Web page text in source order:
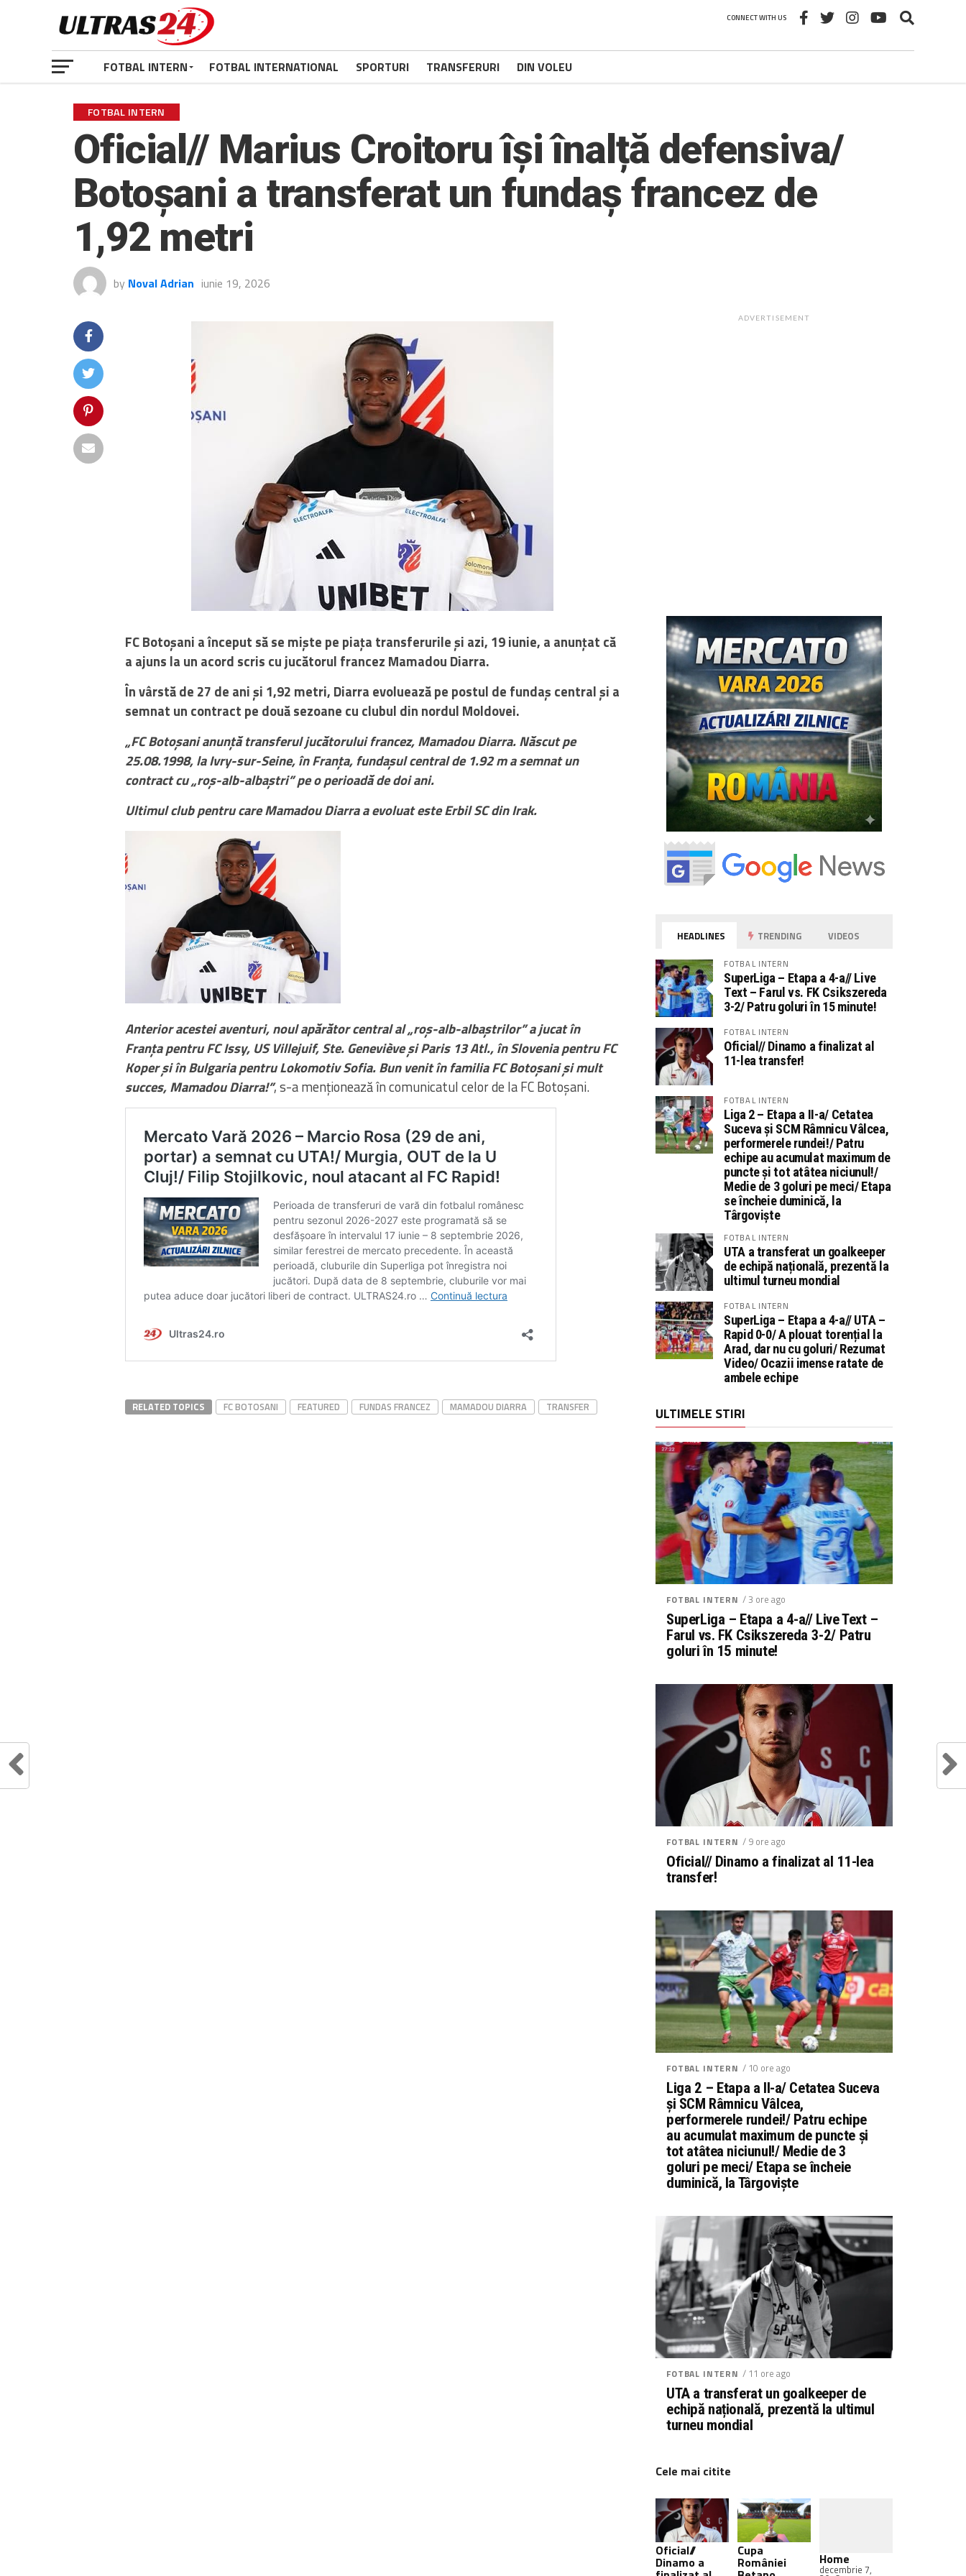
CONNECT WITH US
FOTBAL INTERN FOTBAL INTERNATIONAL SPORTURI TRANSFERURI DIN VOLEU
FOTBAL INTERN
Oficial// Marius Croitoru își înalță defensiva/
Botoșani a transferat un fundaș francez de
1,92 metri
by Noval Adrian iunie 19, 2026
FC Botoșani a început să se miște pe piața transferurile și azi, 19 iunie, a anunțat că
a ajuns la un acord scris cu jucătorul francez Mamadou Diarra.
În vârstă de 27 de ani și 1,92 metri, Diarra evoluează pe postul de fundaș central și a
semnat un contract pe două sezoane cu clubul din nordul Moldovei.
„FC Botoșani anunță transferul jucătorului francez, Mamadou Diarra. Născut pe
25.08.1998, la Ivry-sur-Seine, în Franța, fundașul central de 1.92 m a semnat un
contract cu „roș-alb-albaștri” pe o perioadă de doi ani.
Ultimul club pentru care Mamadou Diarra a evoluat este Erbil SC din Irak.
Anterior acestei aventuri, noul apărător central al „roș-alb-albaștrilor” a jucat în
Franța pentru FC Issy, US Villejuif, Ste. Geneviève și Paris 13 Atl., în Slovenia pentru FC
Koper și în Bulgaria pentru Lokomotiv Sofia. Bun venit în familia FC Botoșani și mult
succes, Mamadou Diarra!”, s-a menționează în comunicatul celor de la FC Botoșani.
RELATED TOPICS FC BOTOSANI FEATURED FUNDAS FRANCEZ MAMADOU DIARRA TRANSFER
ADVERTISEMENT
HEADLINES TRENDING VIDEOS
FOTBAL INTERN
SuperLiga – Etapa a 4-a// Live
Text – Farul vs. FK Csikszereda
3-2/ Patru goluri în 15 minute!
FOTBAL INTERN
Oficial// Dinamo a finalizat al
11-lea transfer!
FOTBAL INTERN
Liga 2 – Etapa a II-a/ Cetatea
Suceva și SCM Râmnicu Vâlcea,
performerele rundei!/ Patru
echipe au acumulat maximum de
puncte și tot atâtea niciunul!/
Medie de 3 goluri pe meci/ Etapa
se încheie duminică, la
Târgoviște
FOTBAL INTERN
UTA a transferat un goalkeeper
de echipă națională, prezentă la
ultimul turneu mondial
FOTBAL INTERN
SuperLiga – Etapa a 4-a// UTA –
Rapid 0-0/ A plouat torențial la
Arad, dar nu cu goluri/ Rezumat
Video/ Ocazii imense ratate de
ambele echipe
ULTIMELE STIRI
FOTBAL INTERN / 3 ore ago
SuperLiga – Etapa a 4-a// Live Text –
Farul vs. FK Csikszereda 3-2/ Patru
goluri în 15 minute!
FOTBAL INTERN / 9 ore ago
Oficial// Dinamo a finalizat al 11-lea
transfer!
FOTBAL INTERN / 10 ore ago
Liga 2 – Etapa a II-a/ Cetatea Suceva
și SCM Râmnicu Vâlcea,
performerele rundei!/ Patru echipe
au acumulat maximum de puncte și
tot atâtea niciunul!/ Medie de 3
goluri pe meci/ Etapa se încheie
duminică, la Târgoviște
FOTBAL INTERN / 11 ore ago
UTA a transferat un goalkeeper de
echipă națională, prezentă la ultimul
turneu mondial
Cele mai citite
Oficial//
Dinamo a
Cupa
României Home
decembrie 7,